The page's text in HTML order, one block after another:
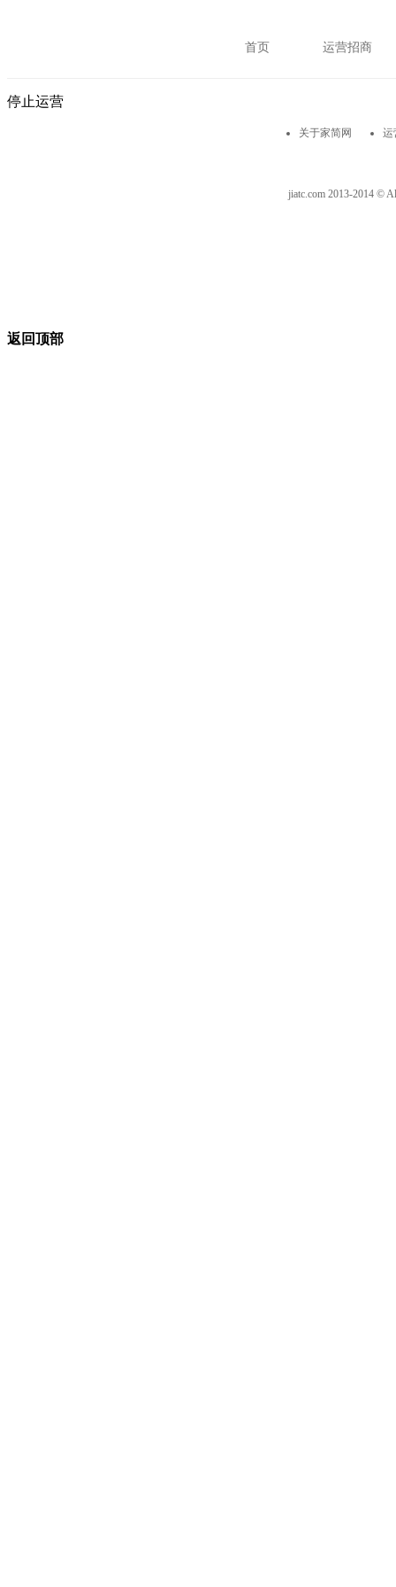
首页 运营招商
停止运营
关于家简网 运
jiatc.com 2013-2014 ©
返回顶部